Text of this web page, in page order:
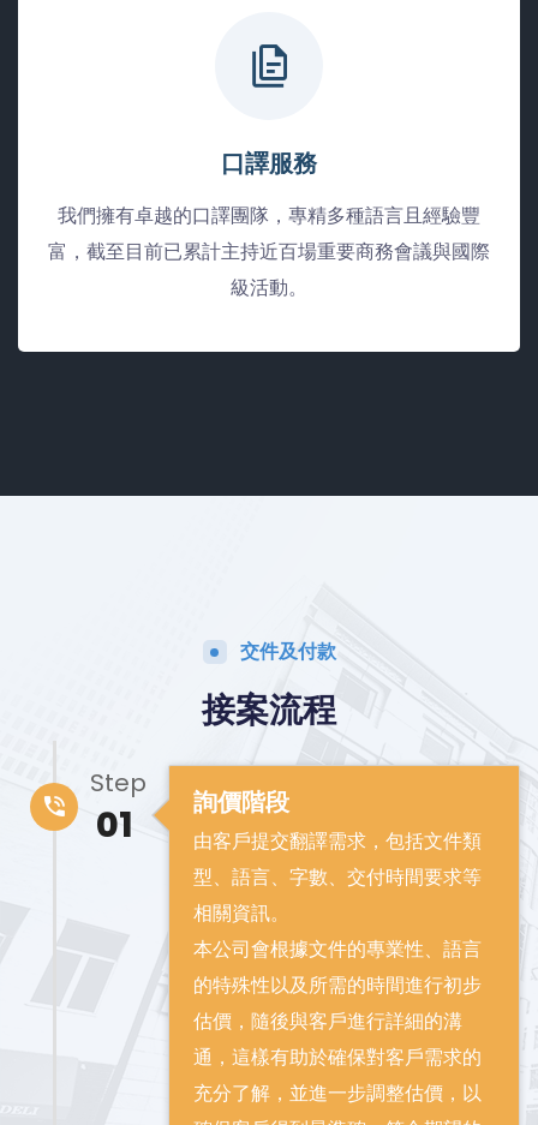
口譯服務
我們擁有卓越的口譯團隊，專精多種語言且經驗豐
富，截至目前已累計主持近百場重要商務會議與國際
級活動。
交件及付款
接案流程
詢價階段
由客戶提交翻譯需求，包括文件類
型、語言、字數、交付時間要求等
相關資訊。
本公司會根據文件的專業性、語言
的特殊性以及所需的時間進行初步
估價，隨後與客戶進行詳細的溝
通，這樣有助於確保對客戶需求的
充分了解，並進一步調整估價，以
Step
01